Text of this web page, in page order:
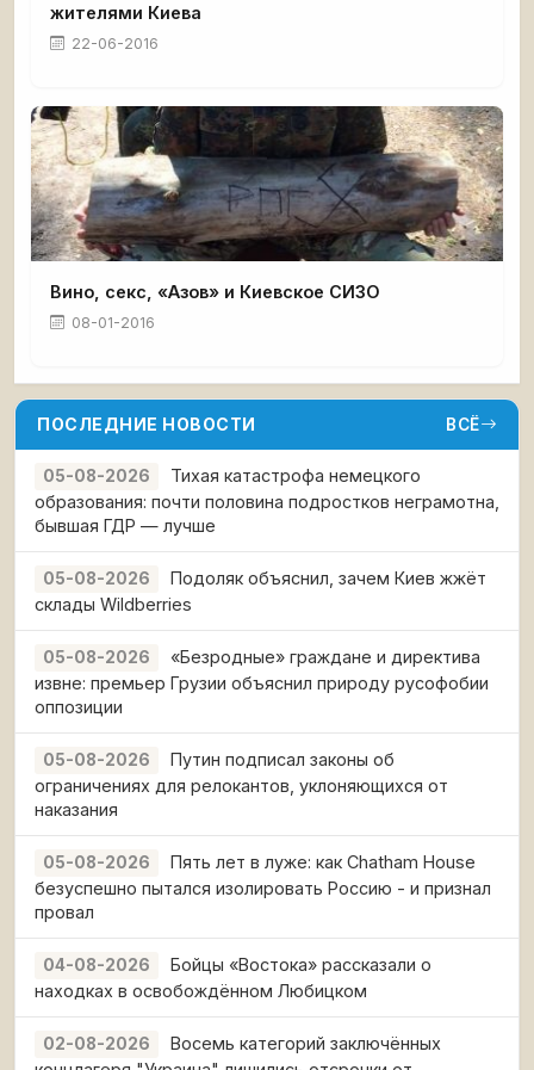
жителями Киева
22-06-2016
Вино, секс, «Азов» и Киевское СИЗО
08-01-2016
ПОСЛЕДНИЕ НОВОСТИ ВСЁ
05-08-2026
Тихая катастрофа немецкого
образования: почти половина подростков неграмотна,
бывшая ГДР — лучше
05-08-2026
Подоляк объяснил, зачем Киев жжёт
склады Wildberries
05-08-2026
«Безродные» граждане и директива
извне: премьер Грузии объяснил природу русофобии
оппозиции
05-08-2026
Путин подписал законы об
ограничениях для релокантов, уклоняющихся от
наказания
05-08-2026
Пять лет в луже: как Chatham House
безуспешно пытался изолировать Россию - и признал
провал
04-08-2026
Бойцы «Востока» рассказали о
находках в освобождённом Любицком
02-08-2026
Восемь категорий заключённых